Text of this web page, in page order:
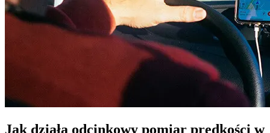
Jak działa odcinkowy pomiar prędkości w